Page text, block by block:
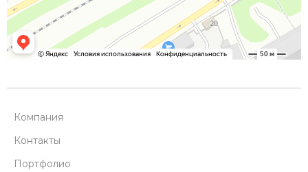
Компания
Контакты
Портфолио